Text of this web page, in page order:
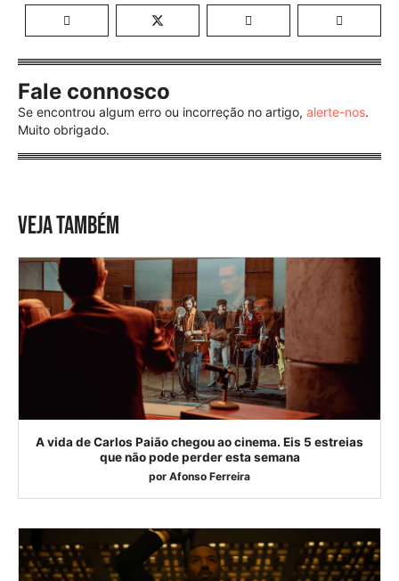
Fale connosco
Se encontrou algum erro ou incorreção no artigo, alerte-nos.
Muito obrigado.
VEJA TAMBÉM
A vida de Carlos Paião chegou ao cinema. Eis 5 estreias
que não pode perder esta semana
por Afonso Ferreira